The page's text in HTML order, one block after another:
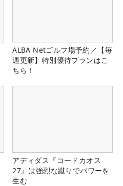
ALBA Netゴルフ場予約／【毎
週更新】特別優待プランはこ
ちら！
アディダス『コードカオス
27』は強烈な蹴りでパワーを
生む